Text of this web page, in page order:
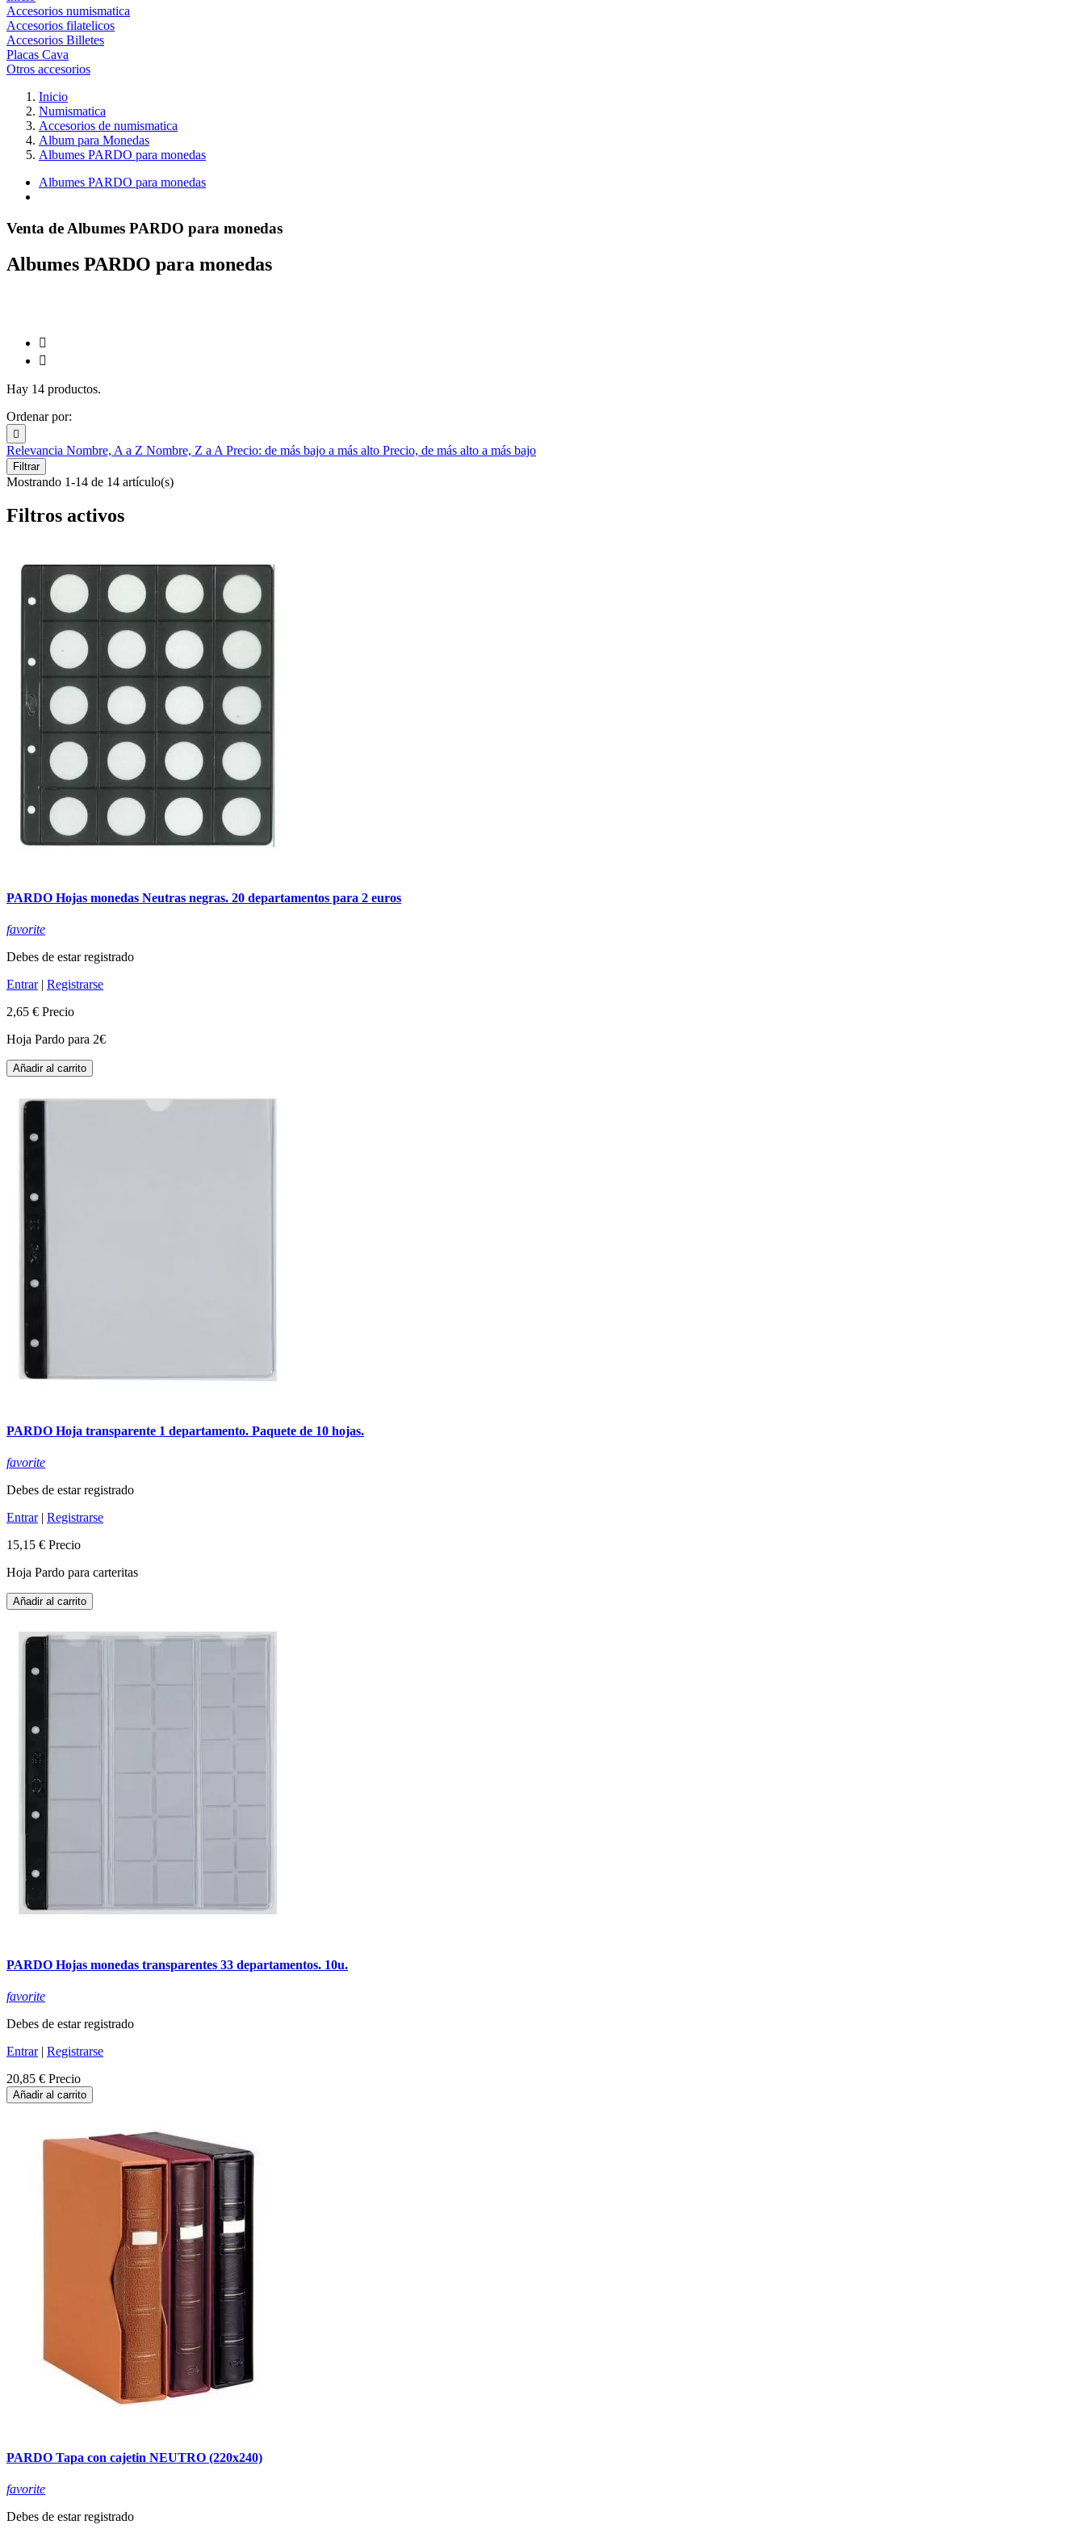
Accesorios numismatica
Accesorios filatelicos
Accesorios Billetes
Placas Cava
Otros accesorios
Inicio
Numismatica
Accesorios de numismatica
Album para Monedas
Albumes PARDO para monedas
Albumes PARDO para monedas
Venta de Albumes PARDO para monedas
Albumes PARDO para monedas


Hay 14 productos.
Ordenar por:

Relevancia Nombre, A a Z Nombre, Z a A Precio: de más bajo a más alto Precio, de más alto a más bajo
Filtrar
Mostrando 1-14 de 14 artículo(s)
Filtros activos
PARDO Hojas monedas Neutras negras. 20 departamentos para 2 euros
favorite
Debes de estar registrado
Entrar| Registrarse
2,65 € Precio
Hoja Pardo para 2€
Añadir al carrito
PARDO Hoja transparente 1 departamento. Paquete de 10 hojas.
favorite
Debes de estar registrado
Entrar| Registrarse
15,15 € Precio
Hoja Pardo para carteritas
Añadir al carrito
PARDO Hojas monedas transparentes 33 departamentos. 10u.
favorite
Debes de estar registrado
Entrar| Registrarse
20,85 € Precio
Añadir al carrito
PARDO Tapa con cajetin NEUTRO (220x240)
favorite
Debes de estar registrado